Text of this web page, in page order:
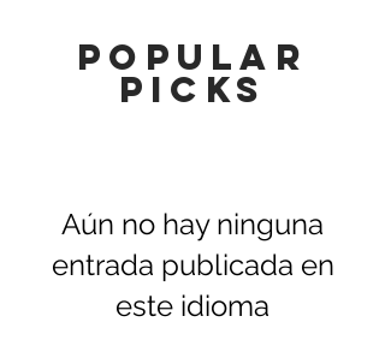
popular
picks
Aún no hay ninguna
entrada publicada en
este idioma